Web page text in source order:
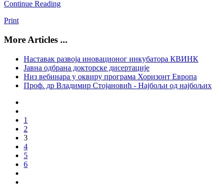
Continue Reading
Print
More Articles ...
Наставак развоја иновационог инкубатора КВИНК
Јавна одбрана докторскe дисертацијe
Низ вебинара у оквиру програма Хоризонт Европа
Проф. др Владимир Стојановић - Најбољи од најбољих
1
2
3
4
5
6